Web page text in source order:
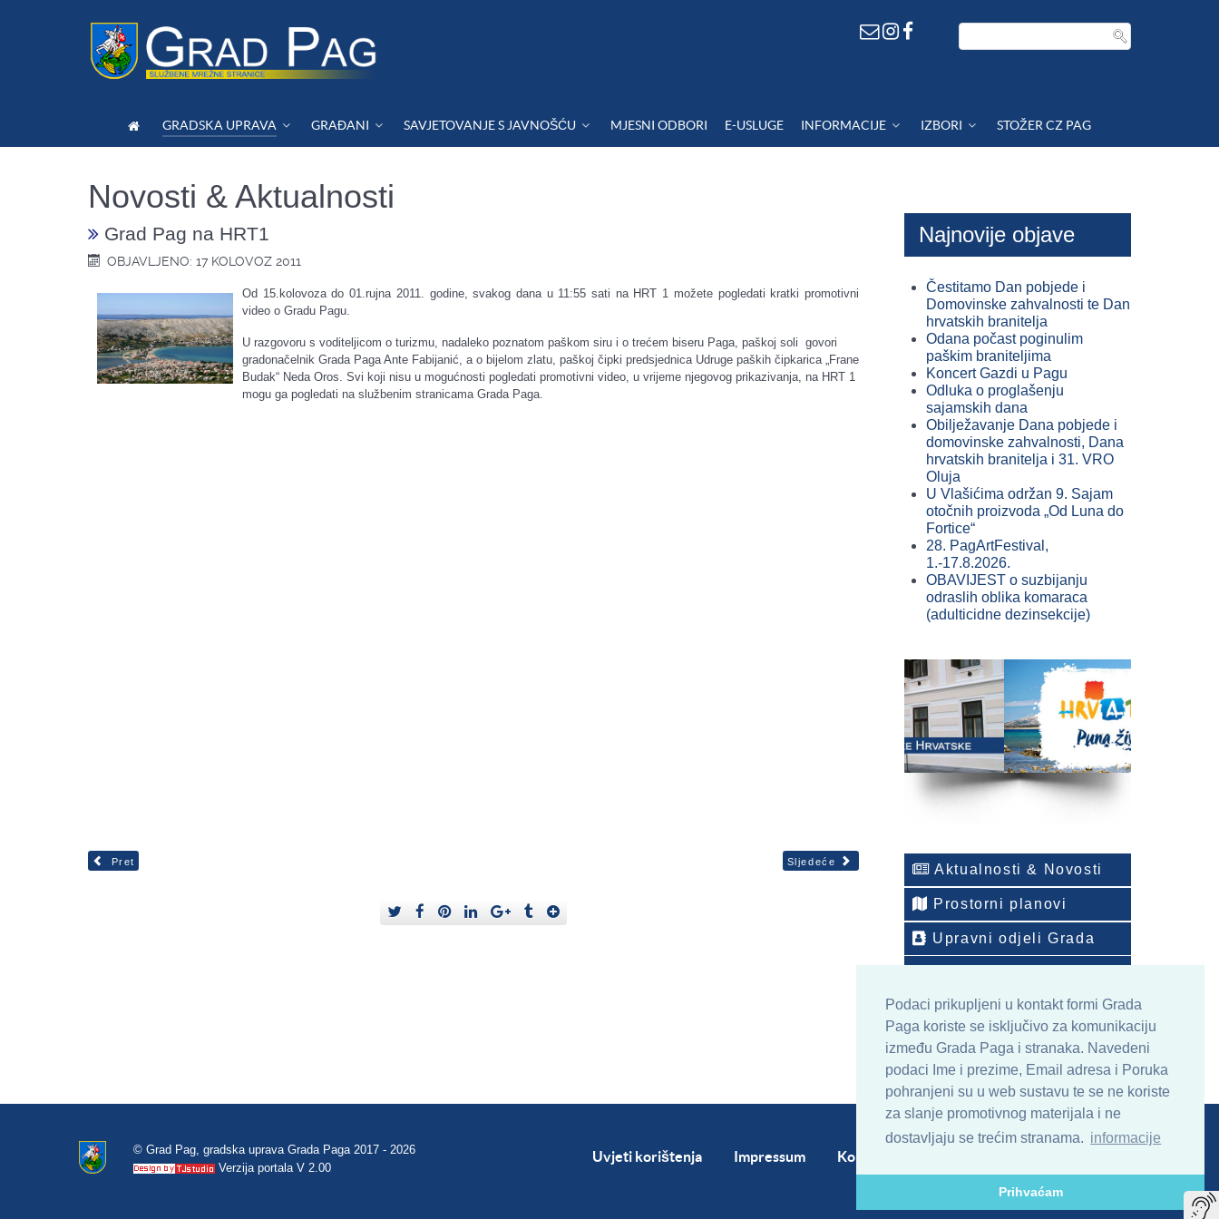
Podaci prikupljeni u kontakt formi Grada
Paga koriste se isključivo za komunikaciju
između Grada Paga i stranaka. Navedeni
podaci Ime i prezime, Email adresa i Poruka
pohranjeni su u web sustavu te se ne koriste
za slanje promotivnog materijala i ne
dostavljaju se trećim stranama. informacije
Prihvaćam
GRADSKA UPRAVA GRAĐANI SAVJETOVANJE S JAVNOŠĆU MJESNI ODBORI E-USLUGE INFORMACIJE IZBORI STOŽER CZ PAG
Novosti & Aktualnosti
Grad Pag na HRT1
OBJAVLJENO: 17 KOLOVOZ 2011
Od 15.kolovoza do 01.rujna 2011. godine, svakog dana u 11:55 sati na HRT 1 možete pogledati kratki promotivni
video o Gradu Pagu.
U razgovoru s voditeljicom o turizmu, nadaleko poznatom paškom siru i o trećem biseru Paga, paškoj soli govori
gradonačelnik Grada Paga Ante Fabijanić, a o bijelom zlatu, paškoj čipki predsjednica Udruge paških čipkarica „Frane
Budak“ Neda Oros. Svi koji nisu u mogućnosti pogledati promotivni video, u vrijeme njegovog prikazivanja, na HRT 1
mogu ga pogledati na službenim stranicama Grada Paga.
Pret Sljedeće
Najnovije objave
Čestitamo Dan pobjede i
Domovinske zahvalnosti te Dan
hrvatskih branitelja
Odana počast poginulim
paškim braniteljima
Koncert Gazdi u Pagu
Odluka o proglašenju
sajamskih dana
Obilježavanje Dana pobjede i
domovinske zahvalnosti, Dana
hrvatskih branitelja i 31. VRO
Oluja
U Vlašićima održan 9. Sajam
otočnih proizvoda „Od Luna do
Fortice“
28. PagArtFestival,
1.-17.8.2026.
OBAVIJEST o suzbijanju
odraslih oblika komaraca
(adulticidne dezinsekcije)
Aktualnosti & Novosti
Prostorni planovi
Upravni odjeli Grada
ONLINE arhiv sadržaja
© Grad Pag, gradska uprava Grada Paga 2017 - 2026
Verzija portala V 2.00
Uvjeti korištenja Impressum Kontakt